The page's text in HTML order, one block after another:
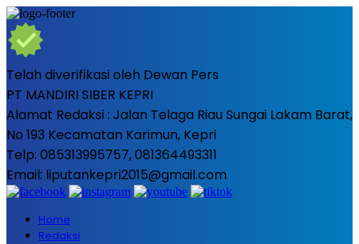
Telah diverifikasi oleh Dewan Pers
PT MANDIRI SIBER KEPRI
Alamat Redaksi : Jalan Telaga Riau Sungai Lakam Barat,
No 193 Kecamatan Karimun, Kepri
Telp: 085313995757, 081364493311
Email: liputankepri2015@gmail.com
Home
Redaksi